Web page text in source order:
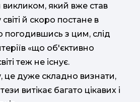
який вже став
й скоро постане в
погодившись з цим, слід
«що об'єктивно
теж не існує.
це дуже складно визнати,
витікає багато цікавих і